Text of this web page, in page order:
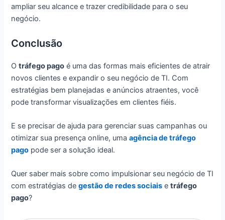
ampliar seu alcance e trazer credibilidade para o seu
negócio.
Conclusão
Otráfego pago é uma das formas mais eficientes de atrair
novos clientes e expandir o seu negócio de TI. Com
estratégias bem planejadas e anúncios atraentes, você
pode transformar visualizações em clientes fiéis.
E se precisar de ajuda para gerenciar suas campanhas ou
otimizar sua presença online, umaagência de tráfego
pago pode ser a solução ideal.
Quer saber mais sobre como impulsionar seu negócio de TI
com estratégias degestão de redes sociais etráfego
pago?